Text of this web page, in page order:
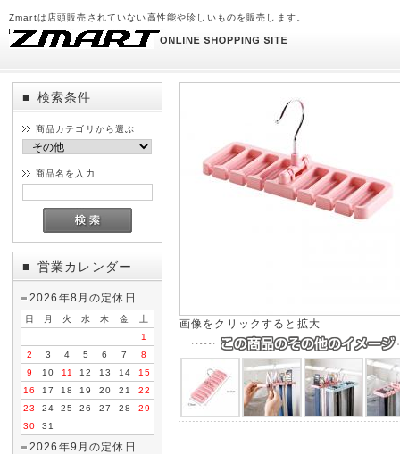
Zmartは店頭販売されていない高性能や珍しいものを販売します。
■ 検索条件
商品カテゴリから選ぶ
商品名を入力
■ 営業カレンダー
2026年8月の定休日
日 月 火 水 木 金
土
1
2
3 4 5 6 7
8
9
10 11 12 13 14
15
16
17 18 19 20 21
22
23
24 25 26 27 28
29
30
31
2026年9月の定休日
画像をクリックすると拡大